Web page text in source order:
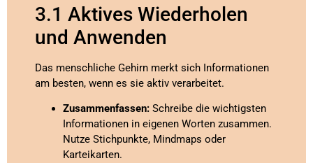
3.1 Aktives Wiederholen
und Anwenden
Das menschliche Gehirn merkt sich Informationen
am besten, wenn es sie aktiv verarbeitet.
Zusammenfassen: Schreibe die wichtigsten
Informationen in eigenen Worten zusammen.
Nutze Stichpunkte, Mindmaps oder
Karteikarten.